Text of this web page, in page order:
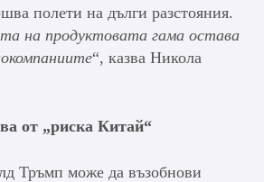
полети на дълги разстояния.
на продуктовата гама остава
“, казва Никола
от „риска Китай“
Тръмп може да възобнови